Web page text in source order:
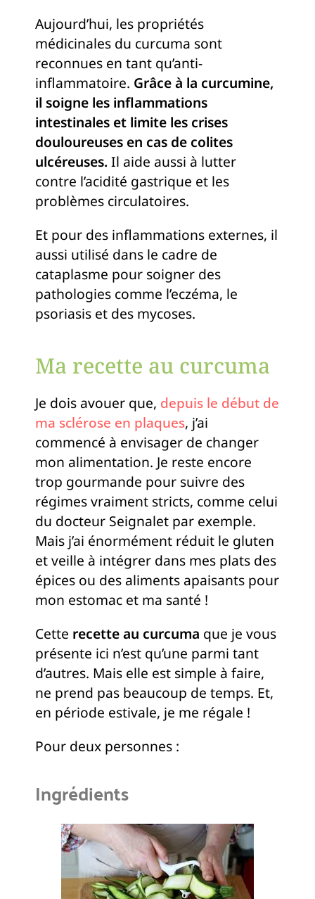
Aujourd’hui, les propriétés
médicinales du curcuma sont
reconnues en tant qu’anti-
inflammatoire. Grâce à la curcumine,
il soigne les inflammations
intestinales et limite les crises
douloureuses en cas de colites
ulcéreuses. Il aide aussi à lutter
contre l’acidité gastrique et les
problèmes circulatoires.
Et pour des inflammations externes, il
aussi utilisé dans le cadre de
cataplasme pour soigner des
pathologies comme l’eczéma, le
psoriasis et des mycoses.
Ma recette au curcuma
Je dois avouer que, depuis le début de
ma sclérose en plaques, j’ai
commencé à envisager de changer
mon alimentation. Je reste encore
trop gourmande pour suivre des
régimes vraiment stricts, comme celui
du docteur Seignalet par exemple.
Mais j’ai énormément réduit le gluten
et veille à intégrer dans mes plats des
épices ou des aliments apaisants pour
mon estomac et ma santé !
Cette recette au curcuma que je vous
présente ici n’est qu’une parmi tant
d’autres. Mais elle est simple à faire,
ne prend pas beaucoup de temps. Et,
en période estivale, je me régale !
Pour deux personnes :
Ingrédients